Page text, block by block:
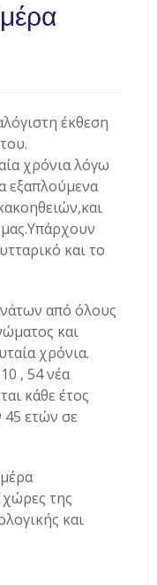
έκθεση
χρόνια λόγω
εξαπλούμενα
και το
από όλους
και
χρόνια.
, 54 νέα
κάθε έτος
45 ετών σε
της
και